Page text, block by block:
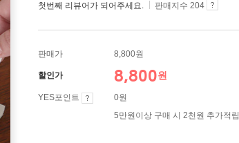
첫번째 리뷰어가 되어주세요. 판매지수 204
판매가 8,800원
할인가 8,800원
YES포인트
0원
5만원이상 구매 시 2천원 추가적립